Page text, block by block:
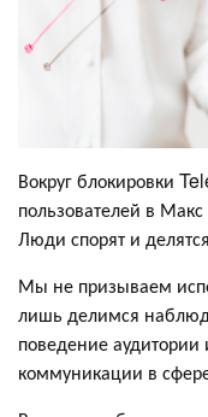
Вокруг блокировки
пользователей в
Люди спорят и
Мы не призываем
лишь делимся
поведение аудитории
коммуникации в